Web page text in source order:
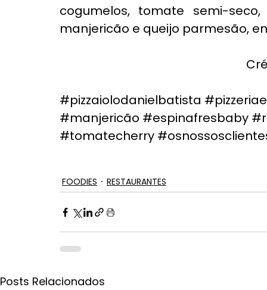
cogumelos, tomate semi-
manjericão e queijo parmesão,
#pizzaiolodanielbatista
#manjericão #espinafresbaby
#tomatecherry
FOODIES RESTAURANTES
Posts Relacionados